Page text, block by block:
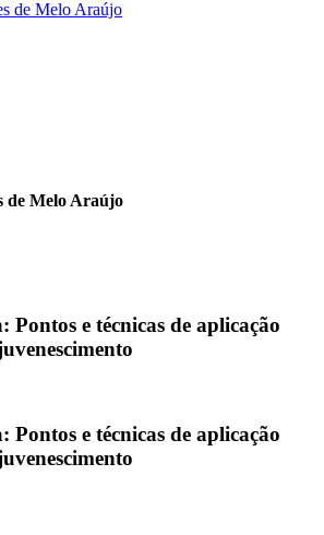
de Melo Araújo
e técnicas de aplicação
e técnicas de aplicação